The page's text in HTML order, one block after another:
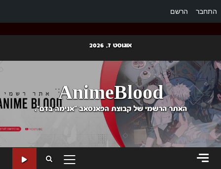
התחבר הרשם
content
אוגוסט 7, 2026
AnimeBlood
האתר הרשמי של קבוצת הפאנסאב "אנימה בדם".
PRIMARY